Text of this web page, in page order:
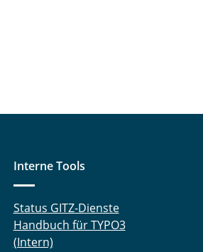
Interne Tools
Status GITZ-Dienste
Handbuch für TYPO3
(Intern)